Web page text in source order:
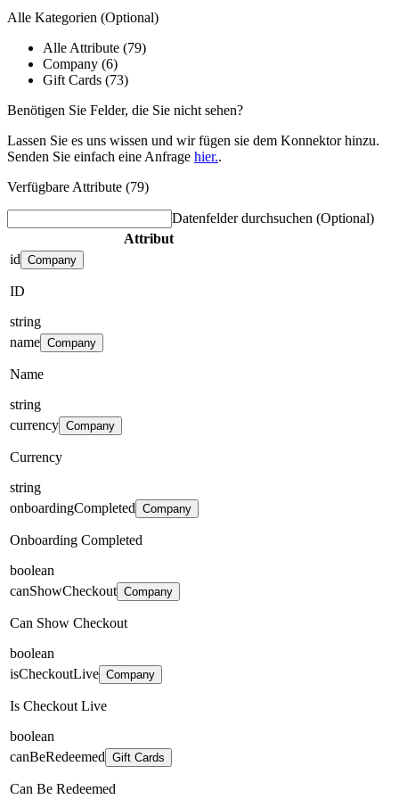
Alle Kategorien (Optional)
Alle Attribute (79)
Company (6)
Gift Cards (73)
Benötigen Sie Felder, die Sie nicht sehen?
Lassen Sie es uns wissen und wir fügen sie dem Konnektor hinzu.
Senden Sie einfach eine Anfrage hier..
Verfügbare Attribute (79)
Datenfelder durchsuchen (Optional)
Attribut
id Company
ID
string
name Company
Name
string
currency Company
Currency
string
onboardingCompleted Company
Onboarding Completed
boolean
canShowCheckout Company
Can Show Checkout
boolean
isCheckoutLive Company
Is Checkout Live
boolean
canBeRedeemed Gift Cards
Can Be Redeemed